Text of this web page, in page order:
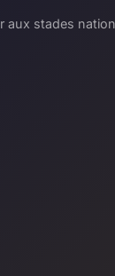
aux stades